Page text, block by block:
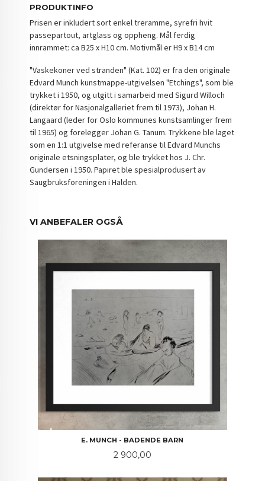
PRODUKTINFO
Prisen er inkludert sort enkel treramme, syrefri hvit
passepartout, artglass og oppheng. Mål ferdig
innrammet: ca B25 x H10 cm. Motivmål er H9 x B14 cm
"Vaskekoner ved stranden" (Kat. 102) er fra den originale
Edvard Munch kunstmappe-utgivelsen "Etchings", som ble
trykket i 1950, og utgitt i samarbeid med Sigurd Willoch
(direktør for Nasjonalgalleriet frem til 1973), Johan H.
Langaard (leder for Oslo kommunes kunstsamlinger frem
til 1965) og forelegger Johan G. Tanum. Trykkene ble laget
som en 1:1 utgivelse med referanse til Edvard Munchs
originale etsningsplater, og ble trykket hos J. Chr.
Gundersen i 1950. Papiret ble spesialprodusert av
Saugbruksforeningen i Halden.
VI ANBEFALER OGSÅ
E. MUNCH - BADENDE BARN
Pris
2 900,00